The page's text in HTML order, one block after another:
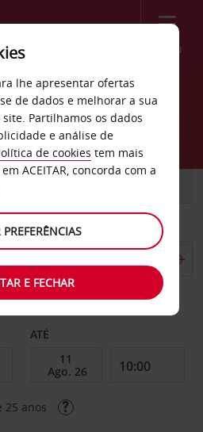
Menu
Segóvia
de devolução diferente
ATÉ
25 anos
lhe apresentar ofertas
de dados e melhorar a sua
Partilhamos os dados
e análise de
de cookies tem mais
ACEITAR, concorda com a
PREFERÊNCIAS
E FECHAR